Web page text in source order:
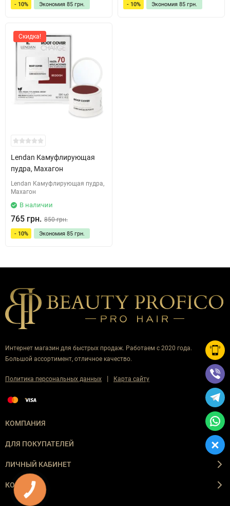
- 10% Экономия 85 грн. - 10% Экономия 85 грн.
Скидка!
Lendan Камуфлирующая
пудра, Махагон
Lendan Камуфлирующая пудра,
Махагон
В наличии
765 грн. 850 грн.
- 10% Экономия 85 грн.
Интернет магазин для быстрых продаж. Работаем с 2020 года.
Большой ассортимент, отличное качество.
Политика персональных данных | Карта сайту
КОМПАНИЯ
ДЛЯ ПОКУПАТЕЛЕЙ
ЛИЧНЫЙ КАБИНЕТ
КОНТАКТЫ
КНОПКА
ЗВ'ЯЗКУ